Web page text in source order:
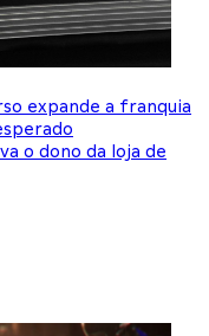
expande a franquia
o dono da loja de